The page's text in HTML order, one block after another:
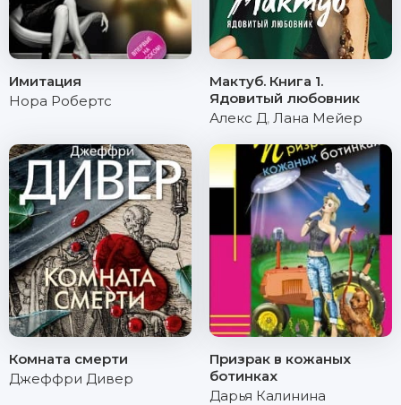
Имитация
Нора Робертс
Мактуб. Книга 1.
Ядовитый любовник
Алекс Д, Лана Мейер
Комната смерти
Джеффри Дивер
Призрак в кожаных
ботинках
Дарья Калинина